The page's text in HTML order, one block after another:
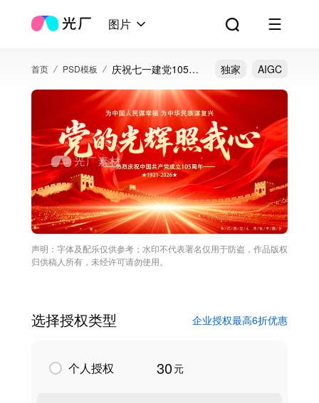
图片
首页 PSD模板
庆祝七一建党105周
独家 AIGC
声明：字体及配乐仅供参考；水印不代表署名仅用于防盗，作品版权
归供稿人所有，未经许可请勿使用。
选择授权类型 企业授权最高6折优惠
个人授权 30元